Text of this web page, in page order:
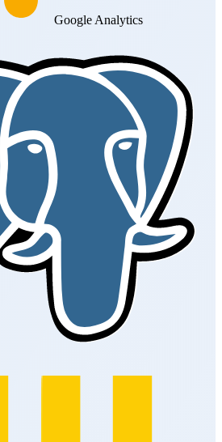
Google Analytics